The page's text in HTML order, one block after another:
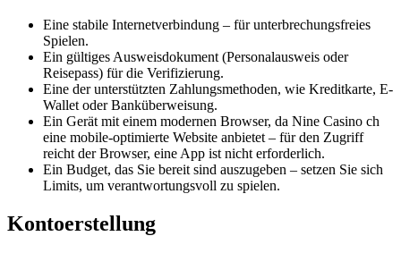
Eine stabile Internetverbindung – für unterbrechungsfreies
Spielen.
Ein gültiges Ausweisdokument (Personalausweis oder
Reisepass) für die Verifizierung.
Eine der unterstützten Zahlungsmethoden, wie Kreditkarte, E-
Wallet oder Banküberweisung.
Ein Gerät mit einem modernen Browser, da Nine Casino ch
eine mobile-optimierte Website anbietet – für den Zugriff
reicht der Browser, eine App ist nicht erforderlich.
Ein Budget, das Sie bereit sind auszugeben – setzen Sie sich
Limits, um verantwortungsvoll zu spielen.
Kontoerstellung